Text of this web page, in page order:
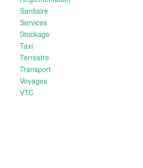
Sanitaire
Services
Stockage
Taxi
Terrestre
Transport
Voyages
VTC